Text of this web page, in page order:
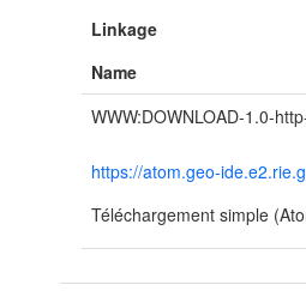
Linkage
Name
WWW:DOWNLOAD-1.0-
https://atom.geo-
Téléchargement simple